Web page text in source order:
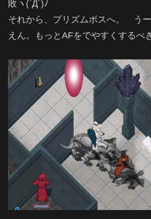
敗ヽ(`Д´)ﾉ
それから、プリズムボスへ。 う
えん。もっとAFをでやすくするべ